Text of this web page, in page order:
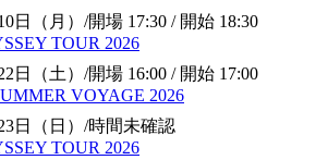
日（月） /開場 17:30 / 開始 18:30
TOUR 2026
日（土） /開場 16:00 / 開始 17:00
VOYAGE 2026
日（日） /時間未確認
TOUR 2026